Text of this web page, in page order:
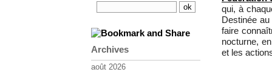
qui, à
Destinée
faire
nocturne,
et les
Archives
août 2026